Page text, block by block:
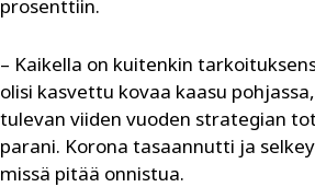
prosenttiin.
– Kaikella on kuitenkin
olisi kasvettu kovaa kaasu
tulevan viiden vuoden strategian
parani. Korona tasaannutti ja
missä pitää onnistua.